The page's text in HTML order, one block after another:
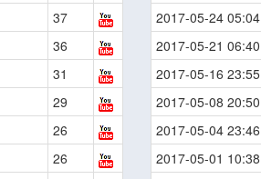
37
36
31
29
26
26
2017-05-24 05:04
2017-05-21 06:40
2017-05-16 23:55
2017-05-08 20:50
2017-05-04 23:46
2017-05-01 10:38